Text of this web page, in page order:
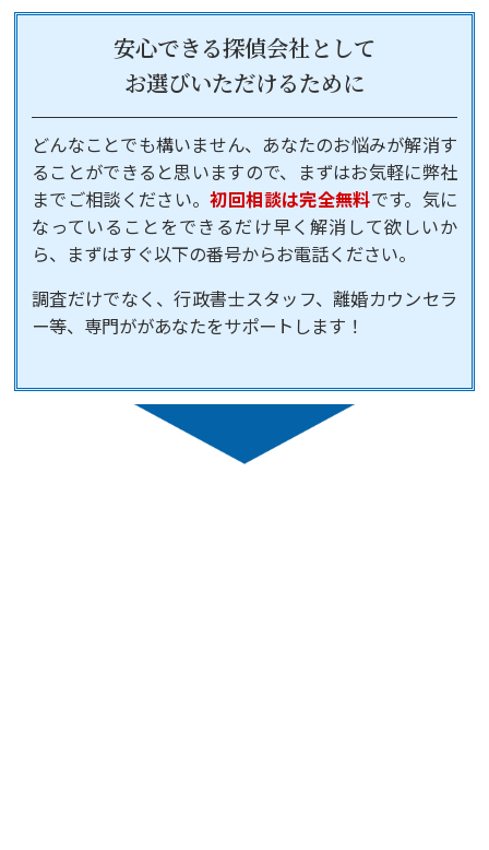
安心できる探偵会社として
お選びいただけるために
どんなことでも構いません、あなたのお悩みが解消す
ることができると思いますので、まずはお気軽に弊社
までご相談ください。初回相談は完全無料です。気に
なっていることをできるだけ早く解消して欲しいか
ら、まずはすぐ以下の番号からお電話ください。
調査だけでなく、行政書士スタッフ、離婚カウンセラ
ー等、専門ががあなたをサポートします！